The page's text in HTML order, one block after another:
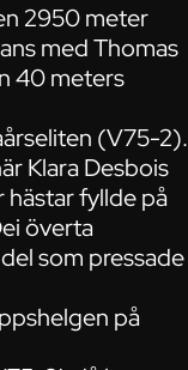
2950 meter
med Thomas
40 meters
(V75-2).
Klara Desbois
hästar fyllde på
överta
som pressade
på